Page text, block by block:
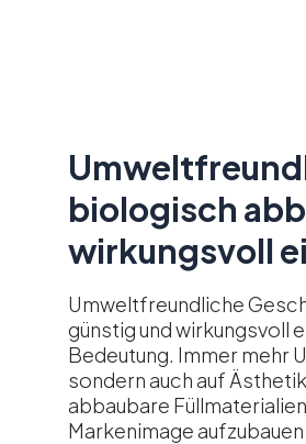
biologisch
wirkungsvoll
Umweltfreundliche
günstig und wirkungsvoll
Bedeutung. Immer mehr
sondern auch auf
abbaubare
Markenimage aufzubauen